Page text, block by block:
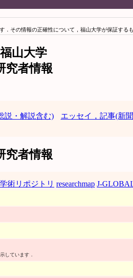
その情報の正確性について，福山大学が保証する
福山大学
究者情報
説・解説含む) エッセイ，記事(新
究者情報
術リポジトリ researchmap J-
しています．